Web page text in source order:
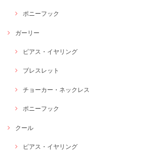
ポニーフック
ガーリー
ピアス・イヤリング
ブレスレット
チョーカー・ネックレス
ポニーフック
クール
ピアス・イヤリング